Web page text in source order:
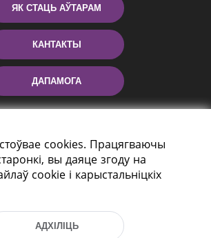
ЯК СТАЦЬ АЎТАРАМ
КАНТАКТЫ
ДАПАМОГА
116
Беларусь, 220114
cookies. Працягваючы
вы даяце згоду на
cookie і карыстальніцкіх
АДХІЛІЦЬ